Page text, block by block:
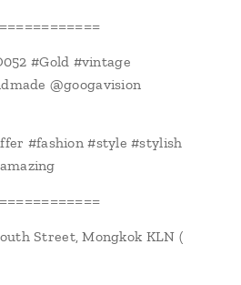
#Gold #vintage
@googavision
#fashion #style #stylish
Street, Mongkok KLN (